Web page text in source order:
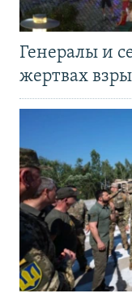
Генералы и
жертвах